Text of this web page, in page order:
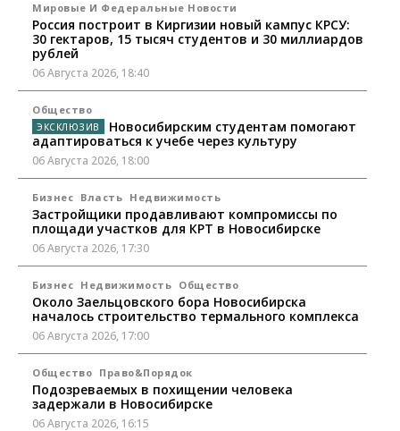
Мировые И Федеральные Новости
Россия построит в Киргизии новый кампус КРСУ:
30 гектаров, 15 тысяч студентов и 30 миллиардов
рублей
06 Августа 2026, 18:40
Общество
Новосибирским студентам помогают
адаптироваться к учебе через культуру
06 Августа 2026, 18:00
Бизнес Власть Недвижимость
Застройщики продавливают компромиссы по
площади участков для КРТ в Новосибирске
06 Августа 2026, 17:30
Бизнес Недвижимость Общество
Около Заельцовского бора Новосибирска
началось строительство термального комплекса
06 Августа 2026, 17:00
Общество Право&Порядок
Подозреваемых в похищении человека
задержали в Новосибирске
06 Августа 2026, 16:15